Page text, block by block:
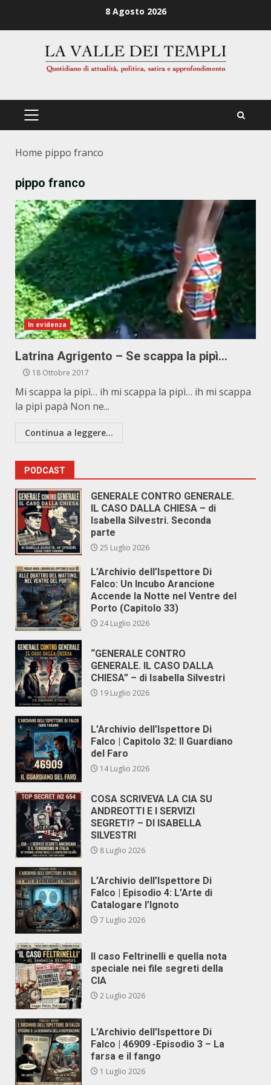
8 Agosto 2026
PRIMÄRES
Home pippo franco
pippo franco
In evidenza
Latrina Agrigento – Se scappa la pipì…
18 Ottobre 2017
Mi scappa la pipì… ih mi scappa la pipì… ih mi scappa
la pipì papà Non ne...
Continua a leggere...
PODCAST
GENERALE CONTRO GENERALE.
IL CASO DALLA CHIESA – di
Isabella Silvestri. Seconda
parte
25 Luglio 2026
L’Archivio dell’Ispettore Di
Falco: Un Incubo Arancione
Accende la Notte nel Ventre del
Porto (Capitolo 33)
24 Luglio 2026
“GENERALE CONTRO
GENERALE. IL CASO DALLA
CHIESA” – di Isabella Silvestri
19 Luglio 2026
L’Archivio dell’Ispettore Di
Falco | Capitolo 32: Il Guardiano
del Faro
14 Luglio 2026
COSA SCRIVEVA LA CIA SU
ANDREOTTI E I SERVIZI
SEGRETI? – DI ISABELLA
SILVESTRI
8 Luglio 2026
L’Archivio dell’Ispettore Di
Falco | Episodio 4: L’Arte di
Catalogare l’Ignoto
7 Luglio 2026
Il caso Feltrinelli e quella nota
speciale nei file segreti della
CIA
2 Luglio 2026
L’Archivio dell’Ispettore Di
Falco | 46909 -Episodio 3 – La
farsa e il fango
1 Luglio 2026